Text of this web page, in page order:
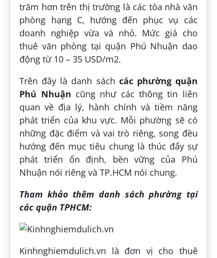
trăm hơn trên thị trường là các tòa nhà văn
phòng hạng C, hướng đến phục vụ các
doanh nghiệp vừa và nhỏ. Mức giá cho
thuê văn phòng tại quận Phú Nhuận dao
động từ 10 – 35 USD/m2.
Trên đây là danh sách các phường quận
Phú Nhuận cũng như các thông tin liên
quan về địa lý, hành chính và tiềm năng
phát triển của khu vực. Mỗi phường sẽ có
những đặc điểm và vai trò riêng, song đều
hướng đến mục tiêu chung là thúc đẩy sự
phát triển ổn định, bền vững của Phú
Nhuận nói riêng và TP.HCM nói chung.
Tham khảo thêm danh sách phường tại
các quận TPHCM:
Kinhnghiemdulich.vn là đơn vị cho thuê